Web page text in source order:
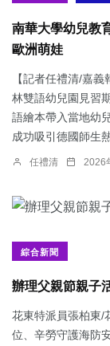
南華大學幼兒教
歐洲萌娃
【記者任禮清/嘉
林雙語幼兒園見習
語繪本帶入當地幼
成功吸引德國師生
任禮清 2026
綜合新聞
辦理父親節親子
花東特派員張柏東/
位、辛勞守護海防